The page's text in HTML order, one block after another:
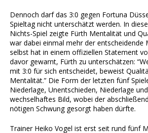
Dennoch darf das 3:0 gegen Fortuna
Spieltag nicht unterschätzt werden. In
Nichts-Spiel zeigte Fürth Mentalität und
war dabei einmal mehr der entscheidende
selbst hat in einem offiziellen Statement
davor gewarnt, Fürth zu unterschätzen:
mit 3:0 für sich entscheidet, beweist
Mentalität.” Die Form der letzten fünf
Niederlage, Unentschieden, Niederlage
wechselhaftes Bild, wobei der
nötigen Schwung gesorgt haben dürfte.
Trainer Heiko Vogel ist erst seit rund fünf